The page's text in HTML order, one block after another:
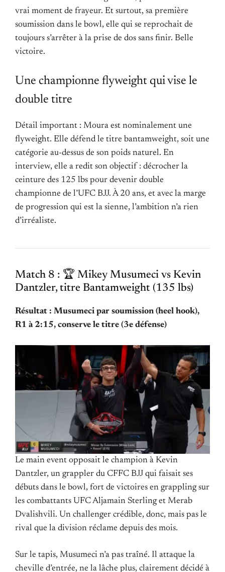
vrai moment de frayeur. Et surtout, sa première
soumission dans le bowl, elle qui se reprochait de
toujours s’arrêter à la prise de dos sans finir. Belle
victoire.
Une championne flyweight qui vise le
double titre
Détail important : Moura est nominalement une
flyweight. Elle défend le titre bantamweight, soit une
catégorie au-dessus de son poids naturel. En
interview, elle a redit son objectif : décrocher la
ceinture des 125 lbs pour devenir double
championne de l’UFC BJJ. À 20 ans, et avec la marge
de progression qui est la sienne, l’ambition n’a rien
d’irréaliste.
Match 8 : 🏆 Mikey Musumeci vs Kevin
Dantzler, titre Bantamweight (135 lbs)
Résultat : Musumeci par soumission (heel hook),
R1 à 2:15, conserve le titre (3e défense)
Le main event opposait le champion à Kevin
Dantzler, un grappler du CFFC BJJ qui faisait ses
débuts dans le bowl, fort de victoires en grappling sur
les combattants UFC Aljamain Sterling et Merab
Dvalishvili. Un challenger crédible, donc, mais pas le
rival que la division réclame depuis des mois.
Sur le tapis, Musumeci n’a pas traîné. Il attaque la
cheville d’entrée, ne la lâche plus, clairement décidé à